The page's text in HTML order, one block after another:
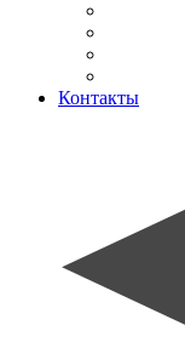
Контакты